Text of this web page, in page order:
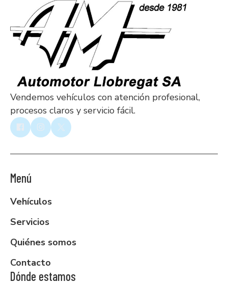
Vendemos vehículos con atención profesional,
procesos claros y servicio fácil.
Menú
Vehículos
Servicios
Quiénes somos
Contacto
Dónde estamos